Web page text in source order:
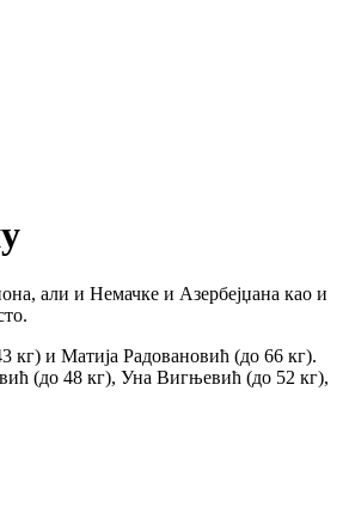
али и Немачке и Азербејџана као и
и Матија Радовановић (до 66 кг).
(до 48 кг), Уна Вигњевић (до 52 кг),